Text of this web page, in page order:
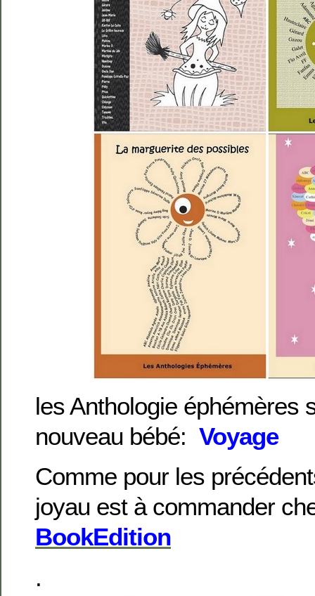
les Anthologie éphémères
nouveau bébé: Voyage
Comme pour les
joyau est à commander
BookEdition
.